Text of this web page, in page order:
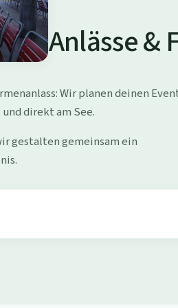
Anlässe &
Wir planen deinen
direkt am See.
gestalten gemeinsam ein